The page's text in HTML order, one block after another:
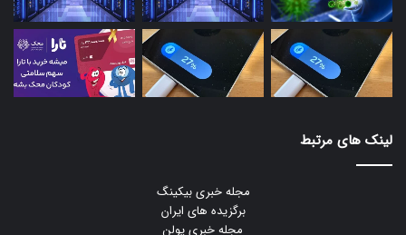
لینک های مرتبط
مجله خبری بیکینگ
برگزیده های ایران
مجله خبری یولن